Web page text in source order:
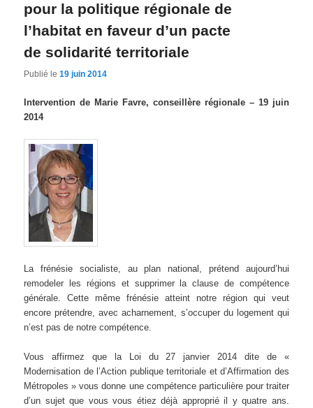
pour la politique régionale de
l’habitat en faveur d’un pacte
de solidarité territoriale
Publié le19 juin 2014
Intervention de Marie Favre, conseillère régionale – 19 juin
2014
La frénésie socialiste, au plan national, prétend aujourd’hui
remodeler les régions et supprimer la clause de compétence
générale. Cette même frénésie atteint notre région qui veut
encore prétendre, avec acharnement, s’occuper du logement qui
n’est pas de notre compétence.
Vous affirmez que la Loi du 27 janvier 2014 dite de «
Modernisation de l’Action publique territoriale et d’Affirmation des
Métropoles » vous donne une compétence particulière pour traiter
d’un sujet que vous vous étiez déjà approprié il y quatre ans.